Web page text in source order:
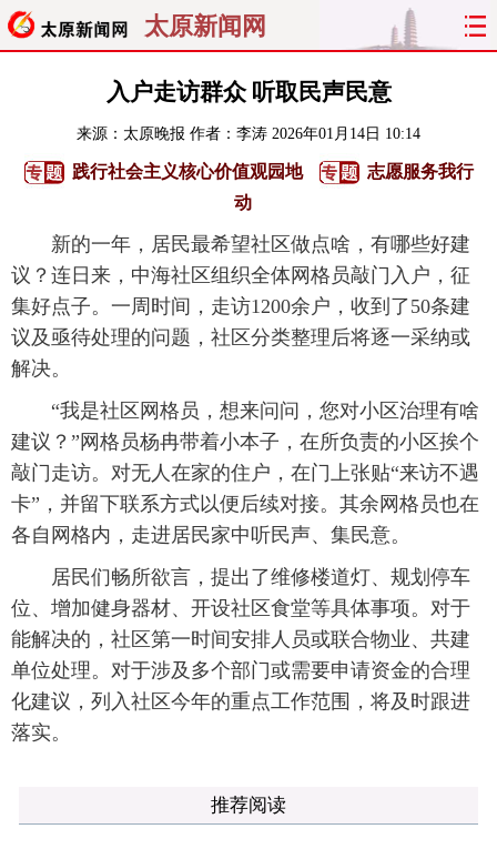
太原新闻网
聚焦 太原
经济 关注 文明 出行
旅游 理财 政务 教育
看天下 晋月读 最太原 网罗民生
太原日报
入户走访群众 听取民声民意
来源： 太原晚报 作者：李涛 2026年01月14日 10:14
践行社会主义核心价值观园地
志愿服务我行
动
新的一年，居民最希望社区做点啥，有哪些好建
议？连日来，中海社区组织全体网格员敲门入户，征
集好点子。一周时间，走访1200余户，收到了50条建
议及亟待处理的问题，社区分类整理后将逐一采纳或
解决。
“我是社区网格员，想来问问，您对小区治理有啥
建议？”网格员杨冉带着小本子，在所负责的小区挨个
敲门走访。对无人在家的住户，在门上张贴“来访不遇
卡”，并留下联系方式以便后续对接。其余网格员也在
各自网格内，走进居民家中听民声、集民意。
居民们畅所欲言，提出了维修楼道灯、规划停车
位、增加健身器材、开设社区食堂等具体事项。对于
能解决的，社区第一时间安排人员或联合物业、共建
单位处理。对于涉及多个部门或需要申请资金的合理
化建议，列入社区今年的重点工作范围，将及时跟进
落实。
推荐阅读